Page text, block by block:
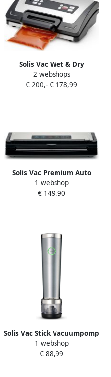
Solis Vac Wet & Dry
Vacumeermachine Ook
Geschikt voor Vloeistoffen
2 webshops
€ 200,- € 178,99
Solis Vac Premium Auto
Lock Vacumeermachine
Vacuum Sealer
Pulsefunctie en Foliesnijder
RVS Tot 30 cm
1 webshop
€ 149,90
Solis Vac Stick Vacuumpomp
USB Oplaadbare Vacuum
Sealer Compacte
1 webshop
€ 88,99